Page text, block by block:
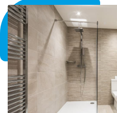
más fáciles de limpiar. Con
duchaen Marín nos encargamos
personas con movilidad
prefieren una opción más